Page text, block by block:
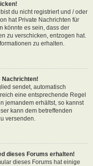
du nicht registriert und / oder
hat Private Nachrichten für
könnte es sein, dass der
zu verschicken, entzogen hat.
zu erhalten.
Nachrichten!
sendet, automatisch
eine entsprechende Regel
jemandem erhältst, so kannst
kann dem betreffenden
versenden.
dieses Forums erhalten!
dieses Forums hat einige